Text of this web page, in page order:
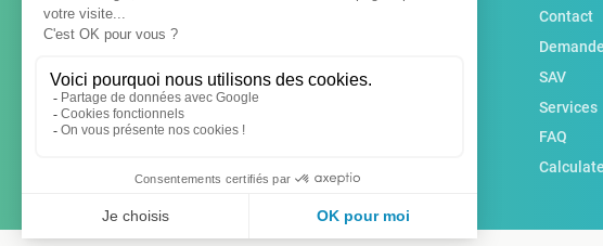
Contact
SAV
Services
FAQ